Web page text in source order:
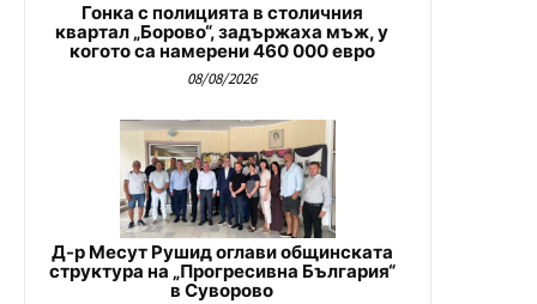
Гонка с полицията в столичния
квартал „Борово“, задържаха мъж, у
когото са намерени 460 000 евро
08/08/2026
Д-р Месут Рушид оглави общинската
структура на „Прогресивна България“
в Суворово